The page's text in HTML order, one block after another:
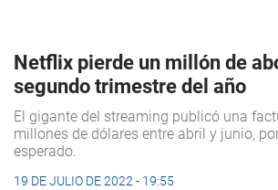
Netflix pierde un millón de
segundo trimestre del año
El gigante del streaming publicó una
millones de dólares entre abril y junio,
esperado.
19 DE JULIO DE 2022 - 19:55